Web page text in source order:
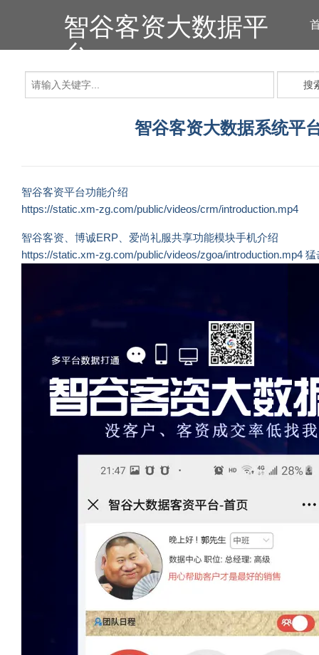
智谷客资大数据平
台
搜
智谷客资大数据系统平
智谷客资平台功能介绍
https://static.xm-zg.com/public/videos/crm/introduction.mp4
智谷客资、博诚ERP、爱尚礼服共享功能模块手机介绍
https://static.xm-zg.com/public/videos/zgoa/introduction.mp4 猛